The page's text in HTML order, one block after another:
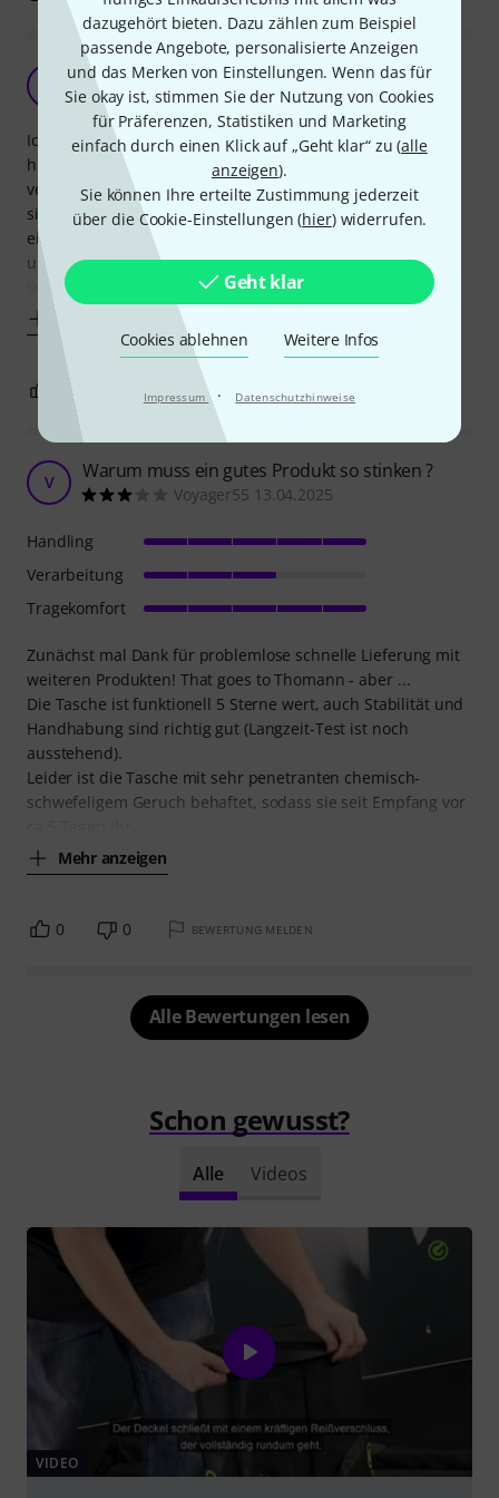
dazugehört bieten. Dazu zählen zum Beispiel
passende Angebote, personalisierte Anzeigen
und das Merken von Einstellungen. Wenn das für
Sie okay ist, stimmen Sie der Nutzung von Cookies
für Präferenzen, Statistiken und Marketing
einfach durch einen Klick auf „Geht klar“ zu (alle
anzeigen).
Sie können Ihre erteilte Zustimmung jederzeit
über die Cookie-Einstellungen (hier) widerrufen.
Geht klar
Cookies ablehnen Weitere Infos
Impressum · Datenschutzhinweise
Sehr angenehmer Begleiter
Holger aus E. 14.02.2022
Ich hatte schon einige Taschen für Mikrofonständer. Diese
hier ist aber wirklich super! Und nicht nut superstabil
verarbeitet, sondern auch super im Handling. Die Griffe
sind weich gepolstert, so dass sie nicht in die Finger
einschneiden. Der Reißverschluss ist super leichtgängig
und lässt sich leicht öffnen und schließen. Der Boden ist
superstabil und doppelt
BEWERTUNG MELDEN
V Warum muss ein gutes Produkt so stinken ?
Voyager55 13.04.2025
Zunächst mal Dank für problemlose schnelle Lieferung mit
weiteren Produkten! That goes to Thomann - aber ...
Die Tasche ist funktionell 5 Sterne wert, auch Stabilität und
Handhabung sind richtig gut (Langzeit-Test ist noch
ausstehend).
Leider ist die Tasche mit sehr penetranten chemisch-
schwefeligem Geruch behaftet, sodass sie seit Empfang vor
Mehr anzeigen
Handling
Verarbeitung
Tragekomfort
0 0 BEWERTUNG MELDEN
Alle Bewertungen lesen
Schon gewusst?
Alle Videos
VIDEO